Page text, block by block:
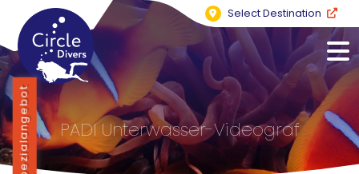
Select Destination
PADI Unterwasser-Videograf
Spezialangebot